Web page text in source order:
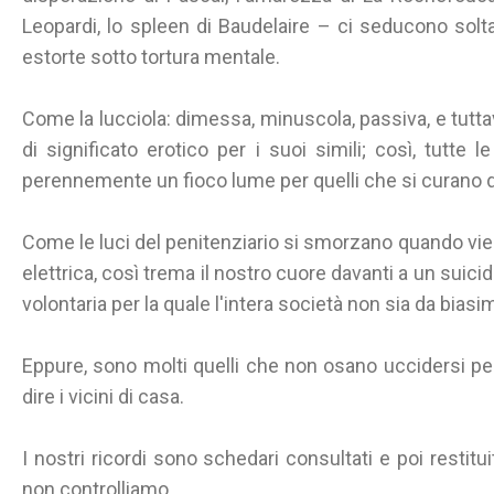
Leopardi, lo spleen di Baudelaire – ci seducono
estorte sotto tortura mentale.
Come la lucciola: dimessa, minuscola, passiva, e
di significato erotico per i suoi simili; così, tutte
perennemente un fioco lume per quelli che si curano
Come le luci del penitenziario si smorzano quando
elettrica, così trema il nostro cuore davanti a un
volontaria per la quale l'intera società non sia da
Eppure, sono molti quelli che non osano uccidersi
dire i vicini di casa.
I nostri ricordi sono schedari consultati e poi
non controlliamo.